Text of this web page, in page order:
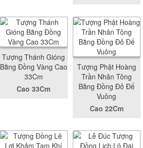
Tượng Thánh Gióng
Bằng Đồng Vàng Cao
33Cm
Cao 33Cm
Tượng Phật Hoàng
Trần Nhân Tông
Bằng Đồng Đỏ Đế
Vuông
Cao 22Cm